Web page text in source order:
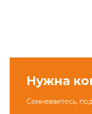
Нужна
Сомневаетесь,